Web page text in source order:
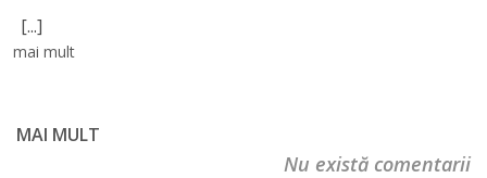
[...]
mai mult
MAI MULT
Nu există comentarii